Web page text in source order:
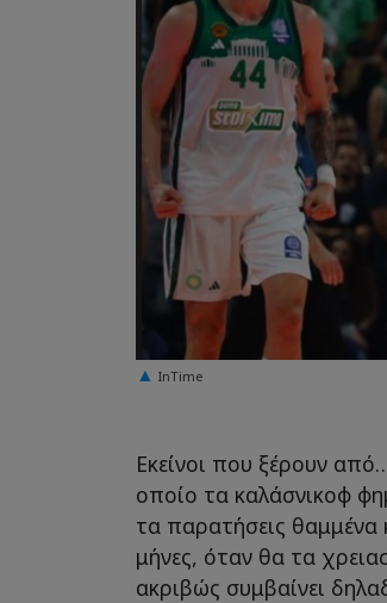
InTime
Εκείνοι που ξέρουν
οποίο τα καλάσνικοφ
τα παρατήσεις
μήνες, όταν θα τα
ακριβώς συμβαίνει